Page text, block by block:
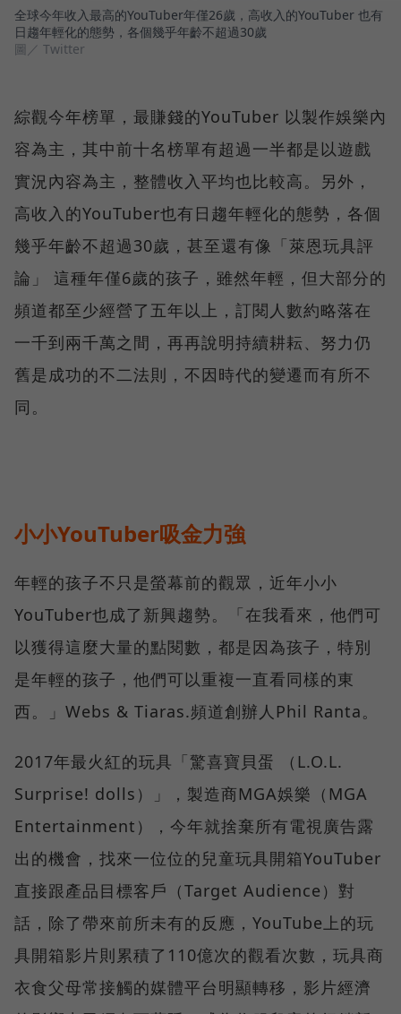
全球今年收入最高的YouTuber年僅26歲，高收入的YouTuber 也有
日趨年輕化的態勢，各個幾乎年齡不超過30歲
圖／ Twitter
綜觀今年榜單，最賺錢的YouTuber 以製作娛樂內
容為主，其中前十名榜單有超過一半都是以遊戲
實況內容為主，整體收入平均也比較高。另外，
高收入的YouTuber也有日趨年輕化的態勢，各個
幾乎年齡不超過30歲，甚至還有像「萊恩玩具評
論」 這種年僅6歲的孩子，雖然年輕，但大部分的
頻道都至少經營了五年以上，訂閱人數約略落在
一千到兩千萬之間，再再說明持續耕耘、努力仍
舊是成功的不二法則，不因時代的變遷而有所不
同。
小小YouTuber吸金力強
年輕的孩子不只是螢幕前的觀眾，近年小小
YouTuber也成了新興趨勢。「在我看來，他們可
以獲得這麼大量的點閱數，都是因為孩子，特別
是年輕的孩子，他們可以重複一直看同樣的東
西。」Webs & Tiaras.頻道創辦人Phil Ranta。
2017年最火紅的玩具「驚喜寶貝蛋 （L.O.L.
Surprise! dolls）」，製造商MGA娛樂（MGA
Entertainment），今年就捨棄所有電視廣告露
出的機會，找來一位位的兒童玩具開箱YouTuber
直接跟產品目標客戶（Target Audience）對
話，除了帶來前所未有的反應，YouTube上的玩
具開箱影片則累積了110億次的觀看次數，玩具商
衣食父母常接觸的媒體平台明顯轉移，影片經濟